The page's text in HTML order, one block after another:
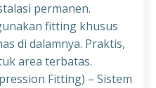
permanen.
fitting khusus
di dalamnya. Praktis,
area terbatas.
Fitting) – Sistem